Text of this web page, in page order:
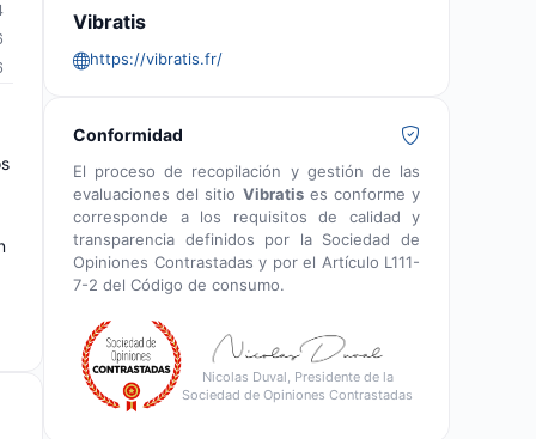
Vibratis
https://vibratis.fr/
Conformidad
El proceso de recopilación y gestión de las
evaluaciones del sitio Vibratises conforme y
corresponde a los requisitos de calidad y
transparencia definidos por la Sociedad de
Opiniones Contrastadas y por el Artículo L111-
7-2 del Código de consumo.
Nicolas Duval, Presidente de la
Sociedad de Opiniones Contrastadas